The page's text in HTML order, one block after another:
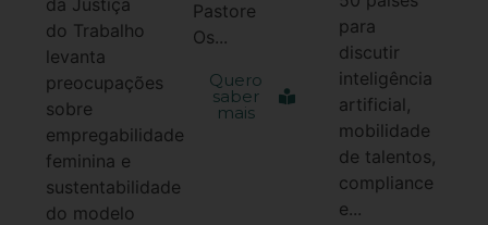
do Trabalho
levanta
preocupações
sobre
empregabilidade
feminina e
sustentabilidade
do modelo
Pastore
Os...
Quero
saber
mais
para
discutir
inteligência
artificial,
mobilidade
de talentos,
compliance
e...